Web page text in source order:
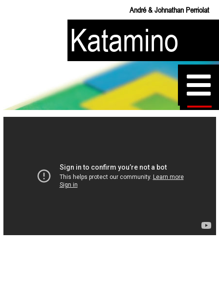
Katamino
André & Johnathan Perriolat
قوانین
پنتاهای من